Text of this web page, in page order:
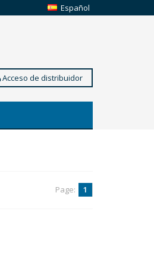
Español
Acceso de distribuidor
Page: 1